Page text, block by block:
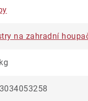
na zahradní